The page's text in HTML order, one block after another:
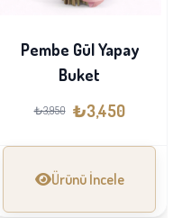
Pembe Gül Yapay
Buket
₺3,950 ₺3,450
Ürünü İncele